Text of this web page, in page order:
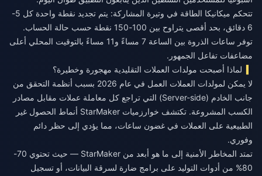
تتحكم ميكانيكا الطاقة في وتيرة المشاركة: يتم تجديد نقطة واحدة كل 5-
6 دقائق، بحد أقصى يتراوح بين 100-150 نقطة حسب حالة الحساب.
توفر ساعات الذروة بين الساعة 7 مساءً و11 مساءً بالتوقيت المحلي أعلى
مضاعفات تفاعل الجمهور.
لماذا أصبحت مولدات العملات التقليدية مهجورة وخطيرة؟
لا يمكن لمولدات العملات العمل في عام 2026 بسبب أنظمة التحقق من
جانب الخادم (Server-side) التي تراجع كل معاملة عملات مقابل مصادر
الكسب المشروعة. تكتشف خوارزميات StarMaker أنماط الحصول غير
الطبيعية على العملات في غضون ساعات، مما يؤدي إلى حظر دائم
وفوري.
تمتد المخاطر الأمنية إلى ما هو أبعد من StarMaker — حيث تحتوي 70-
80% من أدوات التوليد على برامج ضارة لسرقة البيانات، أو تسجيل